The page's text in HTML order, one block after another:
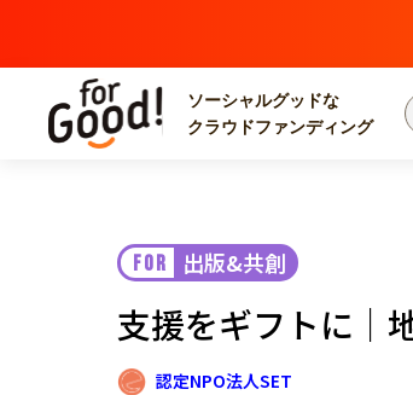
ソーシャルグッドな
クラウドファンディング
カテゴリーからさがす
災
地域からさがす
FOR 出版&共創
支援をギフトに｜
認定NPO法人SET